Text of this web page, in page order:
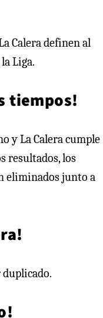
Liga.
tiempos!
resultados, los
eliminados junto a
duplicado.